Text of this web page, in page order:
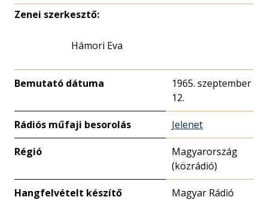
Zenei szerkesztő:
Hámori Eva
Bemutató dátuma
1965. szeptember
12.
Rádiós műfaji besorolás Jelenet
Régió
Magyarország
(közrádió)
Hangfelvételt készítő
Magyar Rádió